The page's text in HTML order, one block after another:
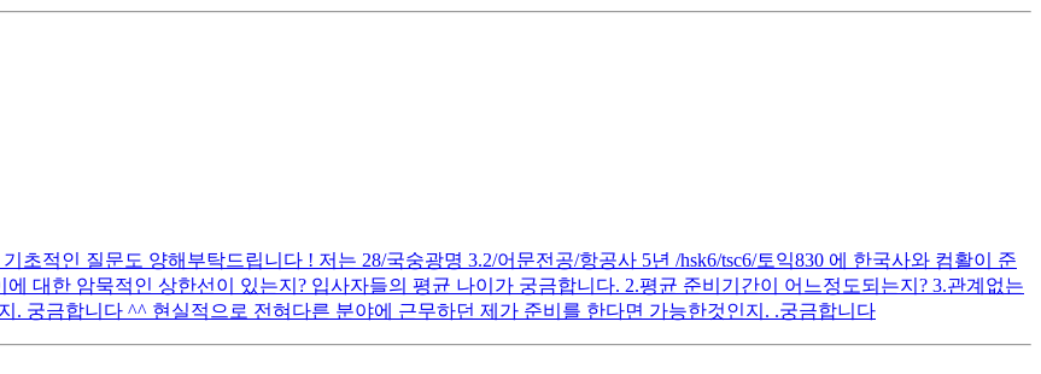
적인 질문도 양해부탁드립니다 ! 저는 28/국숭광명 3.2/어문전공/항공사 5년 /hsk6/tsc6/토익830 에 한국사와 컴활이 준
대한 암묵적인 상한선이 있는지? 입사자들의 평균 나이가 궁금합니다. 2.평균 준비기간이 어느정도되는지? 3.관계없는
. 궁금합니다 ^^ 현실적으로 전혀다른 분야에 근무하던 제가 준비를 한다면 가능한것인지. .궁금합니다